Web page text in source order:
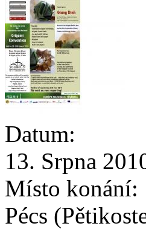
Datum:
13. Srpna
Místo konání:
Pécs